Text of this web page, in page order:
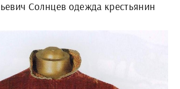
Солнцев одежда крестьянин